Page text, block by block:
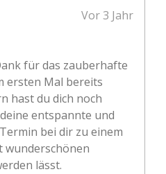
Vor 3 Jahr
für das zauberhafte
ersten Mal bereits
hast du dich noch
entspannte und
bei dir zu einem
lässt.